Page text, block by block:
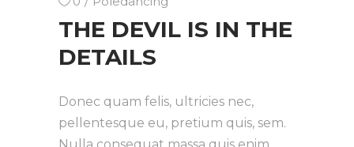
THE DEVIL IS IN THE
DETAILS
Donec quam felis, ultricies nec,
pellentesque eu, pretium quis, sem.